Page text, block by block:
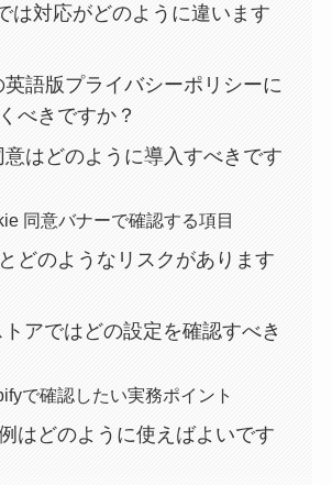
は対応がどのように違います
英語版プライバシーポリシーに
べきですか？
意はどのように導入すべきです
同意バナーで確認する項目
どのようなリスクがあります
アではどの設定を確認すべき
で確認したい実務ポイント
はどのように使えばよいです